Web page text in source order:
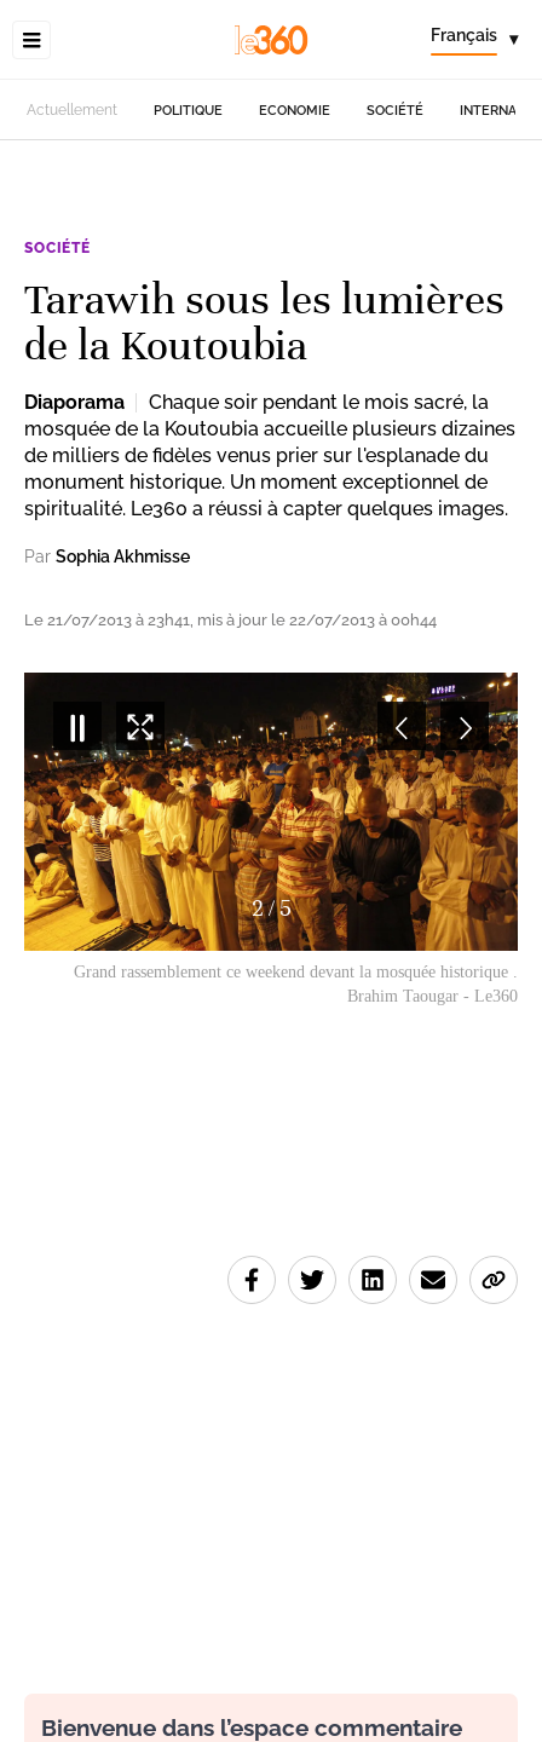
Français ▾
Actuellement POLITIQUE ECONOMIE SOCIÉTÉ
SOCIÉTÉ
Tarawih sous les lumières
de la Koutoubia
Diaporama
Chaque soir pendant le mois sacré, la
mosquée de la Koutoubia accueille plusieurs dizaines
de milliers de fidèles venus prier sur l'esplanade du
monument historique. Un moment exceptionnel de
spiritualité. Le360 a réussi à capter quelques images.
Par Sophia Akhmisse
Le 21/07/2013 à 23h41, mis à jour le 22/07/2013 à 00h44
2/5
Grand rassemblement ce weekend devant la mosquée historique .
Brahim Taougar - Le360
Bienvenue dans l’espace commentaire